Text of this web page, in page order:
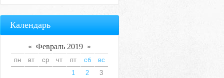
Календарь
« Февраль 2019 »
пн вт ср чт пт сб
вс
1
2
3